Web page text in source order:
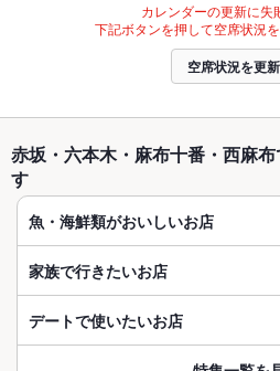
カレンダーの更新に失
下記ボタンを押して空席状況を
空席状況を更
赤坂・六本木・麻布十番・西麻
す
魚・海鮮類がおいしいお店
家族で行きたいお店
デートで使いたいお店